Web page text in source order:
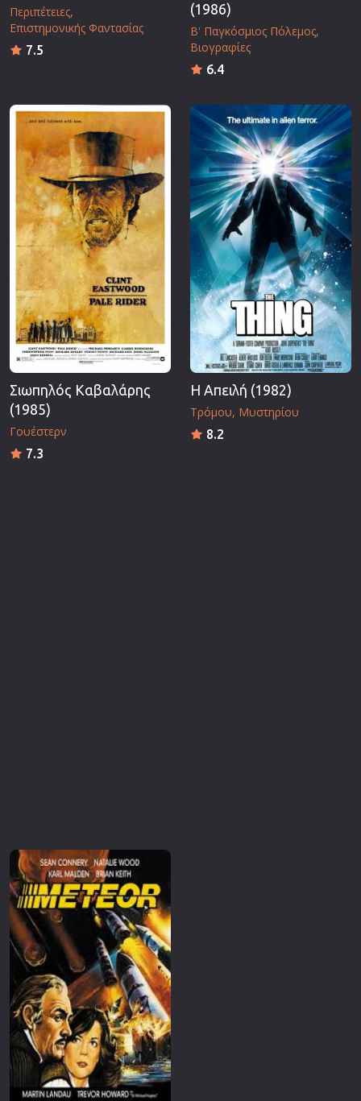
Περιπέτειες
Επιστημονικής Φαντασίας
7.5
(1986)
Β' Παγκόσμιος Πόλεμος
Βιογραφίες
6.4
Σιωπηλός Καβαλάρης
(1985)
Γουέστερν
7.3
Η Απειλή (1982)
Τρόμου Μυστηρίου
8.2